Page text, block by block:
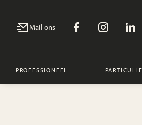
Mail ons
PROFESSIONEEL